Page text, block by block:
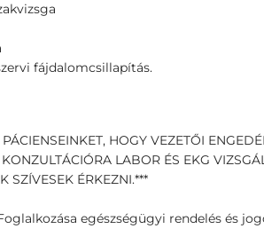
fájdalomcsillapítás.
HOGY VEZETŐI
LABOR ÉS EKG
SZÍVESEK ÉRKEZNI.***
egészségügyi rendelés és